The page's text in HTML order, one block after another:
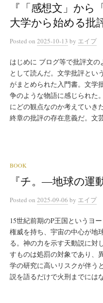
『「感想文」から
大学から始める批
Posted on 2025-10-13 by エイプ
はじめに ブログ等で批評文
として読んだ。文学批評とい
がまとめられた入門書。文学
争のような物語に感じられた
にどの観点なのか考えていき
終章の批評の存在意義だ。文
BOOK
『チ。―地球の運
Posted on 2025-09-06 by エイプ
15世紀前期のP王国というヨ
権威を持ち、宇宙の中心が地
る。神の力を示す天動説に対
すものは処罰の対象であり、
学の研究に高いリスクが伴う
説を語るだけで火刑までには